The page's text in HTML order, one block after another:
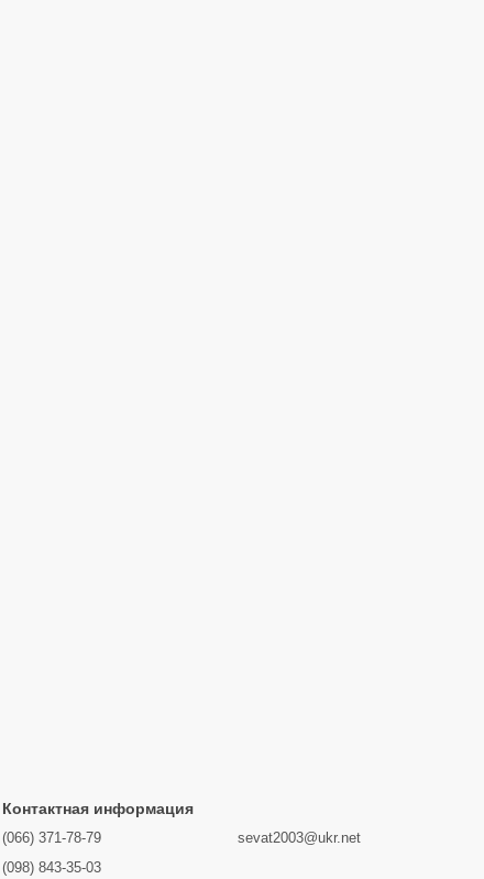
Контактная информация
(066) 371-78-79
(098) 843-35-03
sevat2003@ukr.net